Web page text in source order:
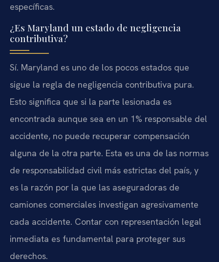
específicas.
¿Es Maryland un estado de negligencia
contributiva?
Sí. Maryland es uno de los pocos estados que
sigue la regla de negligencia contributiva pura.
Esto significa que si la parte lesionada es
encontrada aunque sea en un 1% responsable del
accidente, no puede recuperar compensación
alguna de la otra parte. Esta es una de las normas
de responsabilidad civil más estrictas del país, y
es la razón por la que las aseguradoras de
camiones comerciales investigan agresivamente
cada accidente. Contar con representación legal
inmediata es fundamental para proteger sus
derechos.